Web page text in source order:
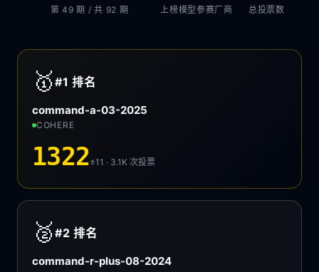
第 49 期 / 共 92 期 上榜模型参赛厂商 总投票数
🥇 #1排名
command-a-03-2025
COHERE
1322±11 · 3.1K次投票
🥈 #2排名
command-r-plus-08-2024